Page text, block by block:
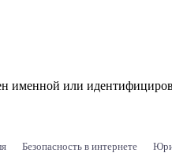
именной или
Безопасность в интернете